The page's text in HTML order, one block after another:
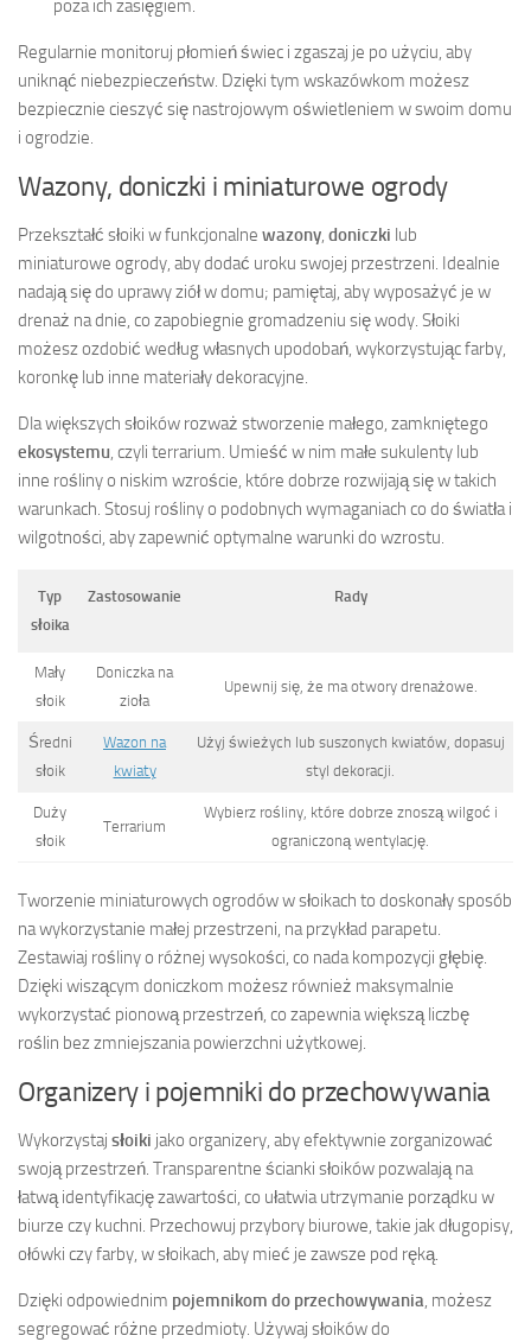
poza ich zasięgiem.
Regularnie monitoruj płomień świec i zgaszaj je po użyciu, aby
uniknąć niebezpieczeństw. Dzięki tym wskazówkom możesz
bezpiecznie cieszyć się nastrojowym oświetleniem w swoim domu
i ogrodzie.
Wazony, doniczki i miniaturowe ogrody
Przekształć słoiki w funkcjonalne wazony, doniczki lub
miniaturowe ogrody, aby dodać uroku swojej przestrzeni. Idealnie
nadają się do uprawy ziół w domu; pamiętaj, aby wyposażyć je w
drenaż na dnie, co zapobiegnie gromadzeniu się wody. Słoiki
możesz ozdobić według własnych upodobań, wykorzystując farby,
koronkę lub inne materiały dekoracyjne.
Dla większych słoików rozważ stworzenie małego, zamkniętego
ekosystemu, czyli terrarium. Umieść w nim małe sukulenty lub
inne rośliny o niskim wzroście, które dobrze rozwijają się w takich
warunkach. Stosuj rośliny o podobnych wymaganiach co do światła i
wilgotności, aby zapewnić optymalne warunki do wzrostu.
Typ
słoika
Zastosowanie Rady
Mały
słoik
Doniczka na
zioła
Upewnij się, że ma otwory drenażowe.
Średni
słoik
Wazon na
kwiaty
Użyj świeżych lub suszonych kwiatów, dopasuj
styl dekoracji.
Duży
słoik
Terrarium
Wybierz rośliny, które dobrze znoszą wilgoć i
ograniczoną wentylację.
Tworzenie miniaturowych ogrodów w słoikach to doskonały sposób
na wykorzystanie małej przestrzeni, na przykład parapetu.
Zestawiaj rośliny o różnej wysokości, co nada kompozycji głębię.
Dzięki wiszącym doniczkom możesz również maksymalnie
wykorzystać pionową przestrzeń, co zapewnia większą liczbę
roślin bez zmniejszania powierzchni użytkowej.
Organizery i pojemniki do przechowywania
Wykorzystaj słoiki jako organizery, aby efektywnie zorganizować
swoją przestrzeń. Transparentne ścianki słoików pozwalają na
łatwą identyfikację zawartości, co ułatwia utrzymanie porządku w
biurze czy kuchni. Przechowuj przybory biurowe, takie jak długopisy,
ołówki czy farby, w słoikach, aby mieć je zawsze pod ręką.
Dzięki odpowiednim pojemnikom do przechowywania, możesz
segregować różne przedmioty. Używaj słoików do